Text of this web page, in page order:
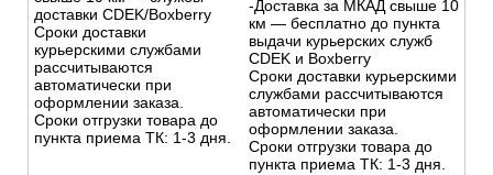
доставки CDEK/Boxberry
Сроки доставки
курьерскими службами
рассчитываются
автоматически при
оформлении заказа.
Сроки отгрузки товара до
пункта приема ТК: 1-3 дня.
-Доставка за МКАД свыше 10
км — бесплатно до пункта
выдачи курьерских служб
CDEK и Boxberry
Сроки доставки курьерскими
службами рассчитываются
автоматически при
оформлении заказа.
Сроки отгрузки товара до
пункта приема ТК: 1-3 дня.